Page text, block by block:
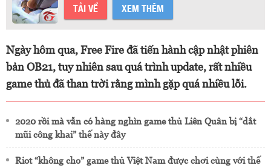
TẢI VỀ XEM THÊM
Ngày hôm qua, Free Fire đã tiến hành cập nhật phiên
bản OB21, tuy nhiên sau quá trình update, rất nhiều
game thủ đã than trời rằng mình gặp quá nhiều lỗi.
2020 rồi mà vẫn có hàng nghìn game thủ Liên Quân bị “dắt
mũi công khai” thế này đây
Riot “không cho” game thủ Việt Nam được chơi cùng với thế